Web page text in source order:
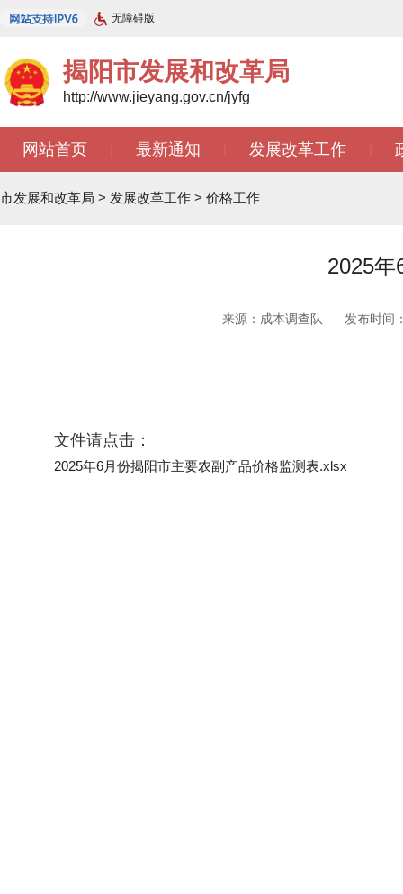
无障碍版
揭阳市发展和改革局
http://www.jieyang.gov.cn/jyfg
网站首页 最新通知 发展改革工作
市发展和改革局 > 发展改革工作 > 价格工作
2025
来源：成本调查队 发布时间
文件请点击：
2025年6月份揭阳市主要农副产品价格监测表.xlsx